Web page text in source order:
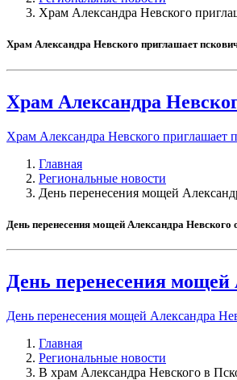
Храм Александра Невского
Храм Александра Невского приглашает
Храм Александра
Храм Александра Невского приглашает
Главная
Региональные новости
День перенесения мощей
День перенесения мощей Александра Невского
День перенесения мощей
День перенесения мощей Александра
Главная
Региональные новости
В храм Александра Невского в